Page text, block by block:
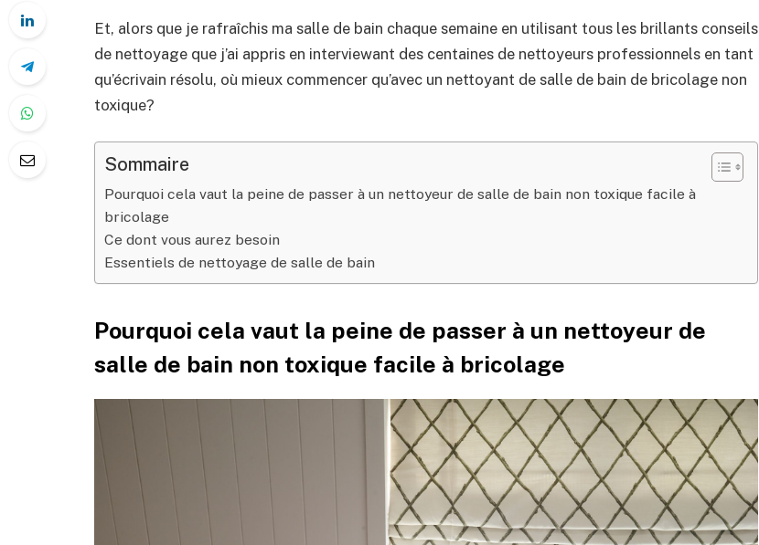
Et, alors que je rafraîchis ma salle de bain chaque semaine en utilisant tous les brillants conseils
de nettoyage que j’ai appris en interviewant des centaines de nettoyeurs professionnels en tant
qu’écrivain résolu, où mieux commencer qu’avec un nettoyant de salle de bain de bricolage non
toxique?
Sommaire
Pourquoi cela vaut la peine de passer à un nettoyeur de salle de bain non toxique facile à
bricolage
Ce dont vous aurez besoin
Essentiels de nettoyage de salle de bain
Pourquoi cela vaut la peine de passer à un nettoyeur de
salle de bain non toxique facile à bricolage